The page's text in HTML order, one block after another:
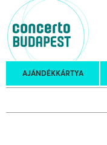
AJÁNDÉKKÁRTYA
Koncertnaptár
turnék